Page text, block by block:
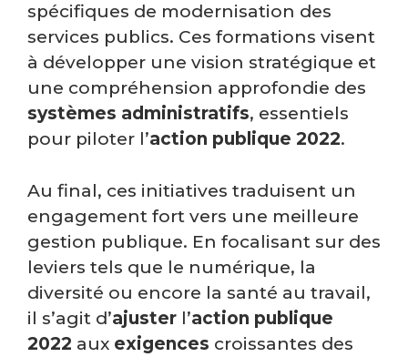
spécifiques de modernisation des
services publics. Ces formations visent
à développer une vision stratégique et
une compréhension approfondie des
systèmes administratifs, essentiels
pour piloter l’action publique 2022.
Au final, ces initiatives traduisent un
engagement fort vers une meilleure
gestion publique. En focalisant sur des
leviers tels que le numérique, la
diversité ou encore la santé au travail,
il s’agit d’ajuster l’action publique
2022 aux exigences croissantes des